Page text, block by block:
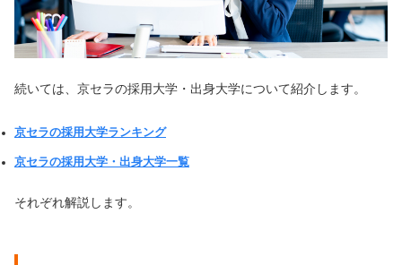
続いては、京セラの採用大学・出身大学について紹介します。
京セラの採用大学ランキング
京セラの採用大学・出身大学一覧
それぞれ解説します。